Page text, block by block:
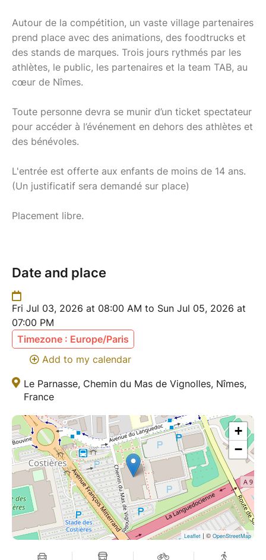
Autour de la compétition, un vaste village partenaires
prend place avec des animations, des foodtrucks et
des stands de marques. Trois jours rythmés par les
athlètes, le public, les partenaires et la team TAB, au
cœur de Nîmes.
Toute personne devra se munir d’un ticket spectateur
pour accéder à l’événement en dehors des athlètes et
des bénévoles.
L'entrée est offerte aux enfants de moins de 14 ans.
(Un justificatif sera demandé sur place)
Placement libre.
Date and place
Fri Jul 03, 2026 at 08:00 AM to Sun Jul 05, 2026 at
07:00 PM
Timezone : Europe/Paris
Add to my calendar
Le Parnasse, Chemin du Mas de Vignolles, Nîmes,
France
+
−
Leaflet | © OpenStreetMap